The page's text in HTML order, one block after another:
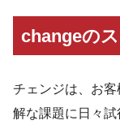
changeの
チェンジは、お
解な課題に日々